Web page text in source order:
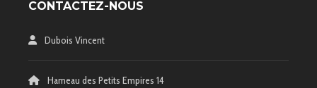
CONTACTEZ-NOUS
Dubois Vincent
Hameau des Petits Empires 14